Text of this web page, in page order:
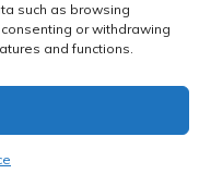
such as browsing
or withdrawing
and functions.
Structure
(UK)